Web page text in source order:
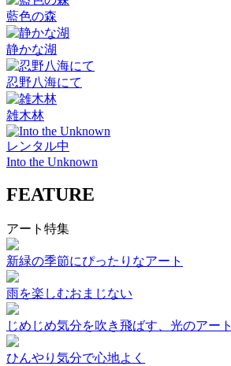
藍色の森
静かな湖
忍野八海にて
雑木林
レンタル中
Into the Unknown
FEATURE
アート特集
新緑の季節にぴったりなアート
雨を楽しむおまじない
じめじめ気分を吹き飛ばす、光のアート
ひんやり気分で心地よく